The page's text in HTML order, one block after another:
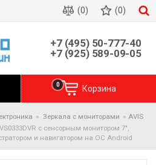
(0) (0)
+7 (495) 50-777-40
+7 (925) 589-09-05
Корзина
0
Зеркала с мониторами
AVIS
с сенсорным монитором 7",
и навигатором на ОС Android